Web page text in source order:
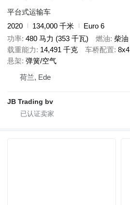
平台式运输车
2020
134,000 千米
Euro 6
功率 480 马力 (353 千瓦) 燃油 柴油
载重能力
14,491 千克 车桥配置 8x4
悬架 弹簧/空气
荷兰, Ede
JB Trading bv